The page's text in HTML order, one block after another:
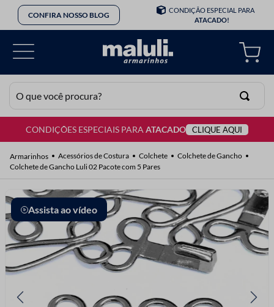
CONFIRA NOSSO BLOG
CONDIÇÃO ESPECIAL PARA
ATACADO!
O que você procura?
CONDIÇÕES ESPECIAIS PARAATACADO CLIQUE AQUI
Acessórios de Costura Colchete
Colchete de Gancho
Colchete de Gancho Luli 02 Pacote com 5 Pares
Assista ao vídeo
TERMOS MAIS BUSCADOS
2º
barbante
3º
botão
4º
elastico
5º
renda
ziper
8º
fio malha